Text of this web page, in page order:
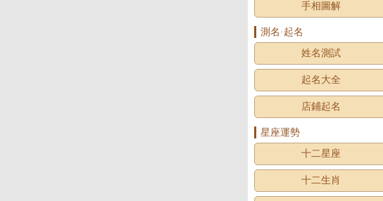
手相圖解
測名·起名
姓名測試
起名大全
店鋪起名
星座運勢
十二星座
十二生肖